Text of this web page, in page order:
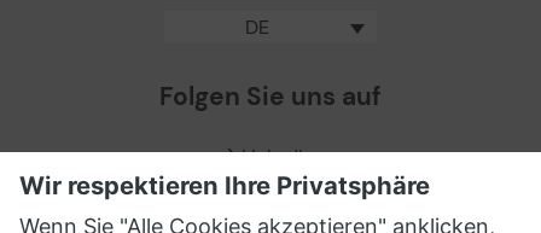
DE
Folgen Sie uns auf
LinkedIn
Facebook